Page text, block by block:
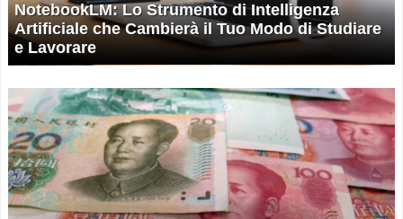
NotebookLM: Lo Strumento di Intelligenza
Artificiale che Cambierà il Tuo Modo di Studiare
e Lavorare